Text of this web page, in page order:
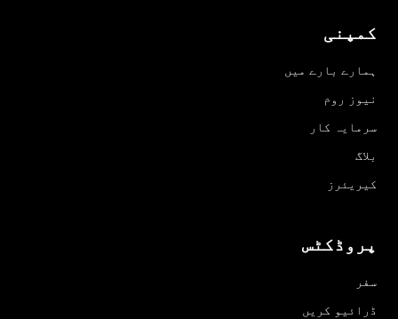
کمپنی
ہمارے بارے میں
نیوز روم
سرمایہ کار
بلاگ
کیریئرز
پروڈکٹس
سفر
ڈرائیو کریں